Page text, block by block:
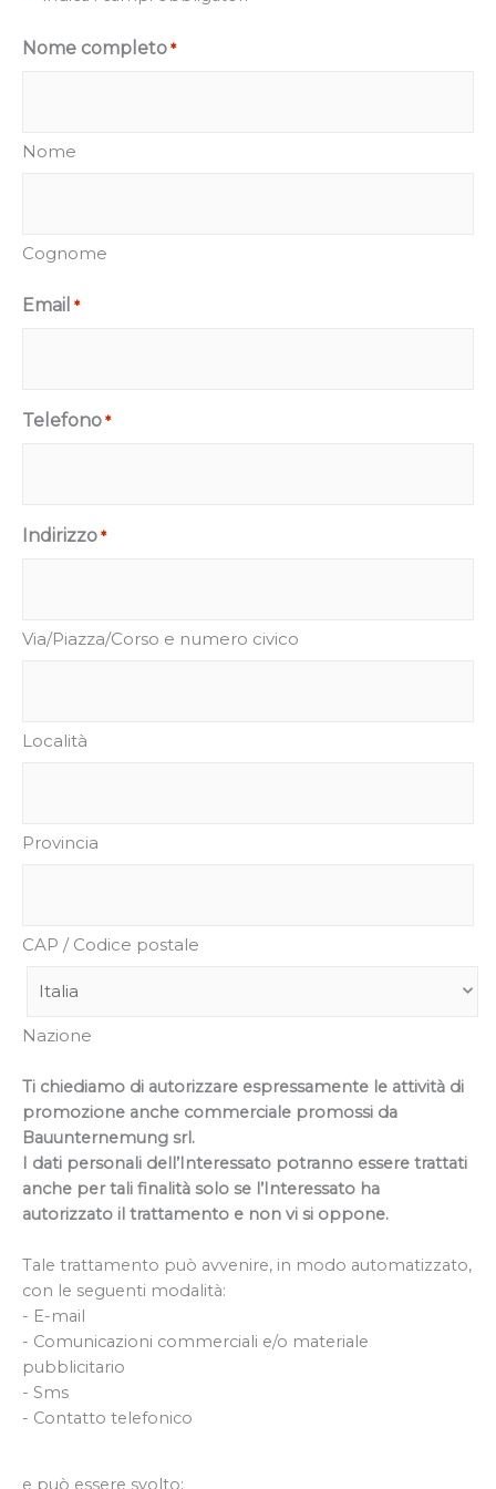
Nome completo *
Nome
Cognome
Email *
Telefono *
Indirizzo *
Via/Piazza/Corso e numero civico
Località
Provincia
CAP / Codice postale
Nazione
Ti chiediamo di autorizzare espressamente le attività di
promozione anche commerciale promossi da
Bauunternemung srl.
I dati personali dell’Interessato potranno essere trattati
anche per tali finalità solo se l’Interessato ha
autorizzato il trattamento e non vi si oppone.
Tale trattamento può avvenire, in modo automatizzato,
con le seguenti modalità:
- E-mail
- Comunicazioni commerciali e/o materiale
pubblicitario
- Sms
- Contatto telefonico
e può essere svolto: